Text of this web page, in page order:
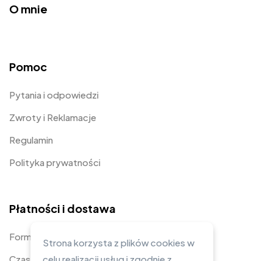
O mnie
Pomoc
Pytania i odpowiedzi
Zwroty i Reklamacje
Regulamin
Polityka prywatności
Płatności i dostawa
Formy płatności
Strona korzysta z plików cookies w